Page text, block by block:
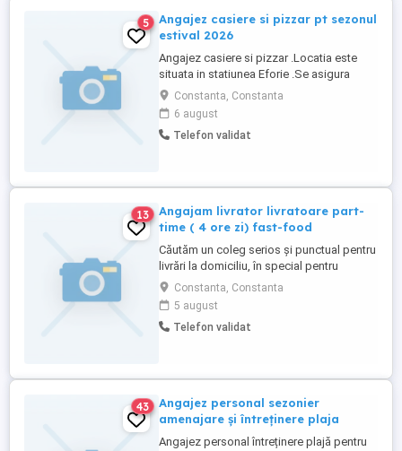
5
Angajez casiere si pizzar pt sezonul
estival 2026
Angajez casiere si pizzar .Locatia este
situata in statiunea Eforie .Se asigura
cazare si 2 mese zi.
Constanta, Constanta
6 august
Telefon validat
13
Angajam livrator livratoare part-
time ( 4 ore zi) fast-food
Căutăm un coleg serios și punctual pentru
livrări la domiciliu, în special pentru
programul de prânz (4 ore zi)! Jobul este
ideal pentru studenți, persoane care vor
un venit suplimentar sau un program
flexibil. Locație: Constanța Zona
Constanta, Constanta
5 august
Telefon validat
43
Angajez personal sezonier
amenajare și întreținere plaja
Angajez personal întreținere plajă pentru